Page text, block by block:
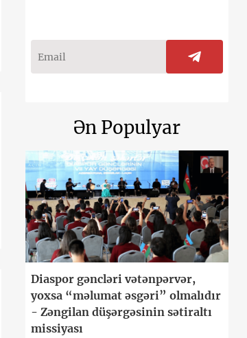
Ən Populyar
Diaspor gəncləri vətənpərvər,
yoxsa “məlumat əsgəri” olmalıdır
- Zəngilan düşərgəsinin sətiraltı
missiyası